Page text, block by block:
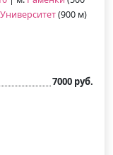
Университет(900 м)
7000 руб.